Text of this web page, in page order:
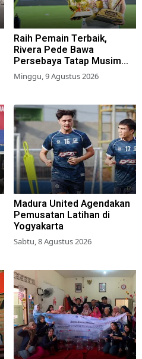
Raih Pemain Terbaik,
Rivera Pede Bawa
Persebaya Tatap Musim
2026-2027
Minggu, 9 Agustus 2026
Madura United Agendakan
Pemusatan Latihan di
Yogyakarta
Sabtu, 8 Agustus 2026